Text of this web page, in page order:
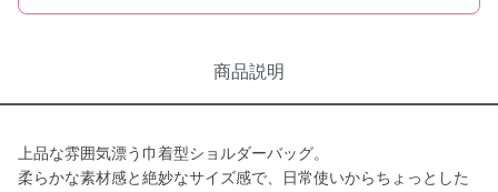
商品説明
上品な雰囲気漂う巾着型ショルダーバッグ。
柔らかな素材感と絶妙なサイズ感で、日常使いからちょっとした